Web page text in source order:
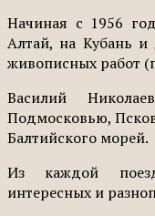
Начиная с 1956
Алтай, на Кубань и
живописных работ
Василий
Подмосковью,
Балтийского морей.
Из каждой
интересных и